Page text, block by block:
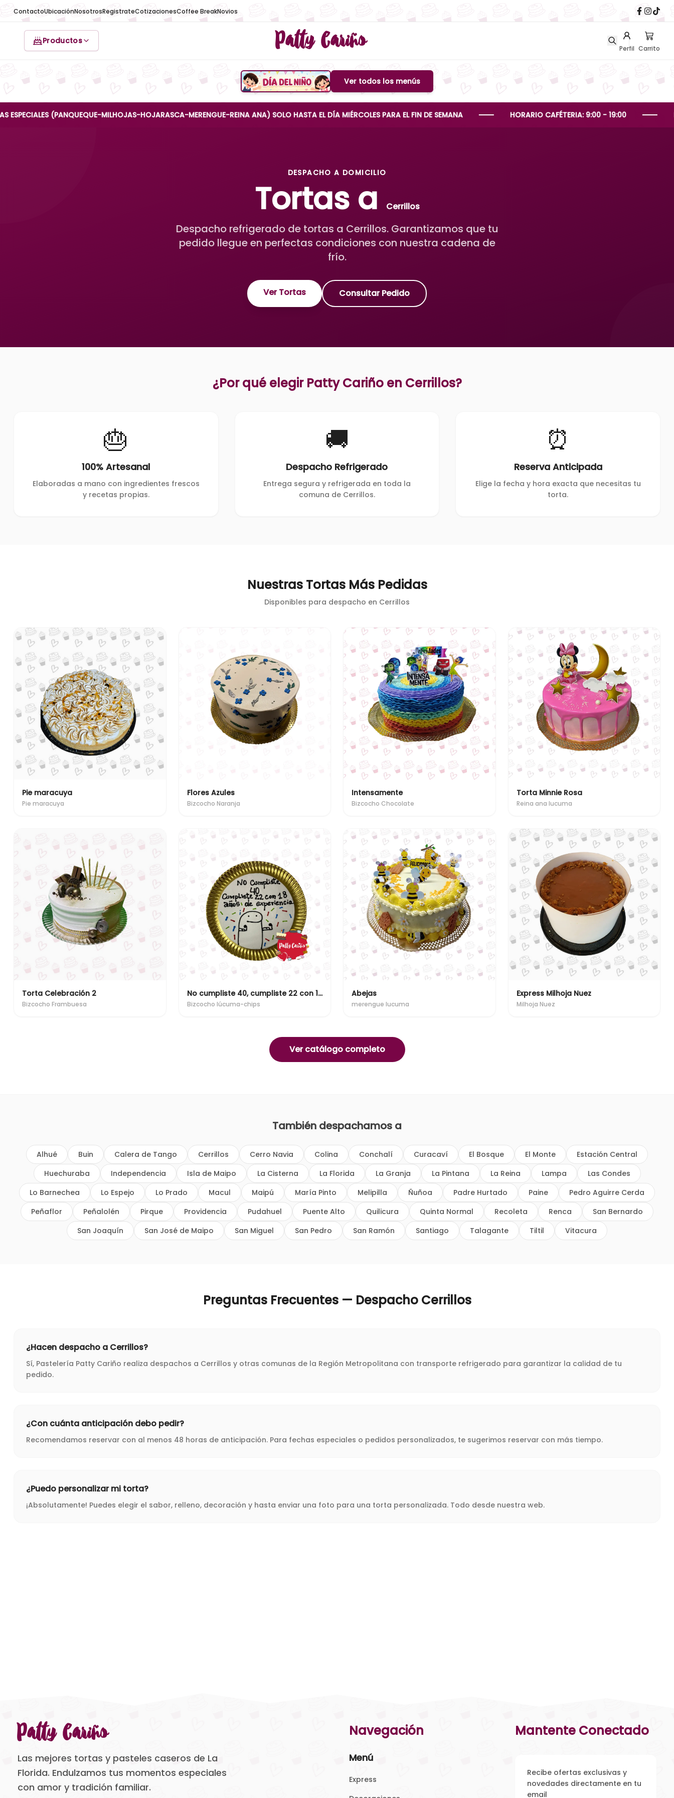
ContactoUbicaciónNosotrosRegistrateCotizacionesCoffee BreakNovios
Productos Patty Cariño Perfil Carrito
Boton de menuVer todos los menús
(PANQUEQUE-MILHOJAS-HOJARASCA-MERENGUE-REINA ANA) SOLO HASTA EL DÍA MIÉRCOLES PARA EL FIN DE SEMANA HORARIO CAFÉTERIA: 9:00 - 19:00
DESPACHO A DOMICILIO
Tortas a Cerrillos
Despacho refrigerado de tortas a Cerrillos. Garantizamos que tu
pedido llegue en perfectas condiciones con nuestra cadena de
frío.
Ver Tortas Consultar Pedido
¿Por qué elegir Patty Cariño en Cerrillos?
🎂
100% Artesanal
Elaboradas a mano con ingredientes frescos
y recetas propias.
🚚
Despacho Refrigerado
Entrega segura y refrigerada en toda la
comuna de Cerrillos.
⏰
Reserva Anticipada
Elige la fecha y hora exacta que necesitas tu
torta.
Nuestras Tortas Más Pedidas
Disponibles para despacho en Cerrillos
Pie maracuya
Pie maracuya
Flores Azules
Bizcocho Naranja
Intensamente
Bizcocho Chocolate
Torta Minnie Rosa
Reina ana lucuma
Torta Celebración 2
Bizcocho Frambuesa
No cumpliste 40, cumpliste 22 con 18 años de experiencia
Bizcocho lúcuma-chips
Abejas
merengue lucuma
Express Milhoja Nuez
Milhoja Nuez
Ver catálogo completo
También despachamos a
Alhué Buin Calera de Tango Cerrillos Cerro Navia Colina Conchalí Curacaví El Bosque El Monte
Estación Central
Huechuraba
Independencia Isla de Maipo La Cisterna La Florida La Granja La Pintana La Reina Lampa
Las Condes
Lo Barnechea
Lo Espejo Lo Prado Macul Maipú María Pinto Melipilla Ñuñoa Padre Hurtado Paine
Pedro Aguirre Cerda
Peñaflor
Peñalolén Pirque Providencia Pudahuel Puente Alto Quilicura Quinta Normal Recoleta Renca
San Bernardo
San Joaquín
San José de Maipo San Miguel San Pedro San Ramón Santiago Talagante Tiltil Vitacura
Preguntas Frecuentes — Despacho Cerrillos
¿Hacen despacho a Cerrillos?
Sí, Pastelería Patty Cariño realiza despachos a Cerrillos y otras comunas de la Región Metropolitana con transporte refrigerado para garantizar la calidad de tu
pedido.
¿Con cuánta anticipación debo pedir?
Recomendamos reservar con al menos 48 horas de anticipación. Para fechas especiales o pedidos personalizados, te sugerimos reservar con más tiempo.
¿Puedo personalizar mi torta?
¡Absolutamente! Puedes elegir el sabor, relleno, decoración y hasta enviar una foto para una torta personalizada. Todo desde nuestra web.
Patty Cariño
Las mejores tortas y pasteles caseros de La
Florida. Endulzamos tus momentos especiales
con amor y tradición familiar.
Navegación
Menú
Express
Mantente Conectado
Recibe ofertas exclusivas y
novedades directamente en tu
email